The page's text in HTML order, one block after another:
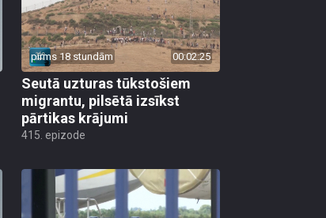
pirms 18 stundām 00:02:25
Seutā uzturas tūkstošiem
migrantu, pilsētā izsīkst
pārtikas krājumi
415. epizode